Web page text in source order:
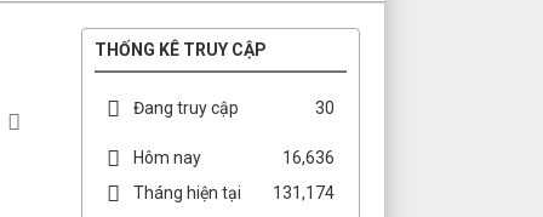
THỐNG KÊ TRUY CẬP
Đang truy cập 30
Hôm nay
16,636
Tháng hiện tại
131,174